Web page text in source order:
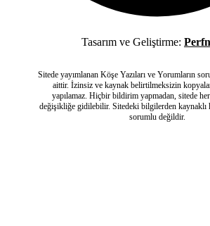
Tasarım ve Geliştirme:
Sitede yayımlanan Köşe Yazıları ve Yorumların
aittir. İzinsiz ve kaynak belirtilmeksizin
yapılamaz. Hiçbir bildirim yapmadan, sitede
değişikliğe gidilebilir. Sitedeki bilgilerden kaynaklı
sorumlu değildir.